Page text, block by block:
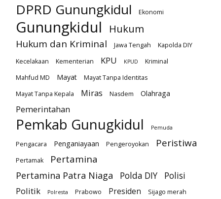
DPRD Gunungkidul Ekonomi
Gunungkidul Hukum
Hukum dan Kriminal Jawa Tengah
Kapolda DIY
Kecelakaan
Kementerian KPU KPUD
Kriminal
Mahfud MD
Mayat
Mayat Tanpa Identitas
Mayat Tanpa Kepala
Miras Nasdem Olahraga
Pemerintahan
Pemkab Gunugkidul Pemuda
Pengacara Penganiayaan Pengeroyokan Peristiwa
Pertamak Pertamina
Pertamina Patra Niaga Polda DIY
Polisi
Politik
Polresta Prabowo Presiden Sijago merah